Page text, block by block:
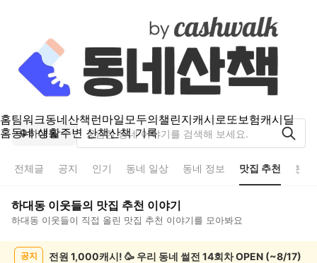
홈팀워크동네산책런마일모두의챌린지캐시로또보험캐시딜
홈동네 생활주변 산책산책 기록
하대동
전체글 공지 인기 동네 일상 동네 정보 맛집 추천 분
하대동 이웃들의 맛집 추천 이야기
하대동 이웃들이 직접 올린 맛집 추천 이야기를 모아봐요
공지 전원 1,000캐시! 🥳 우리 동네 썰전 14회차 OPEN (~8/17)